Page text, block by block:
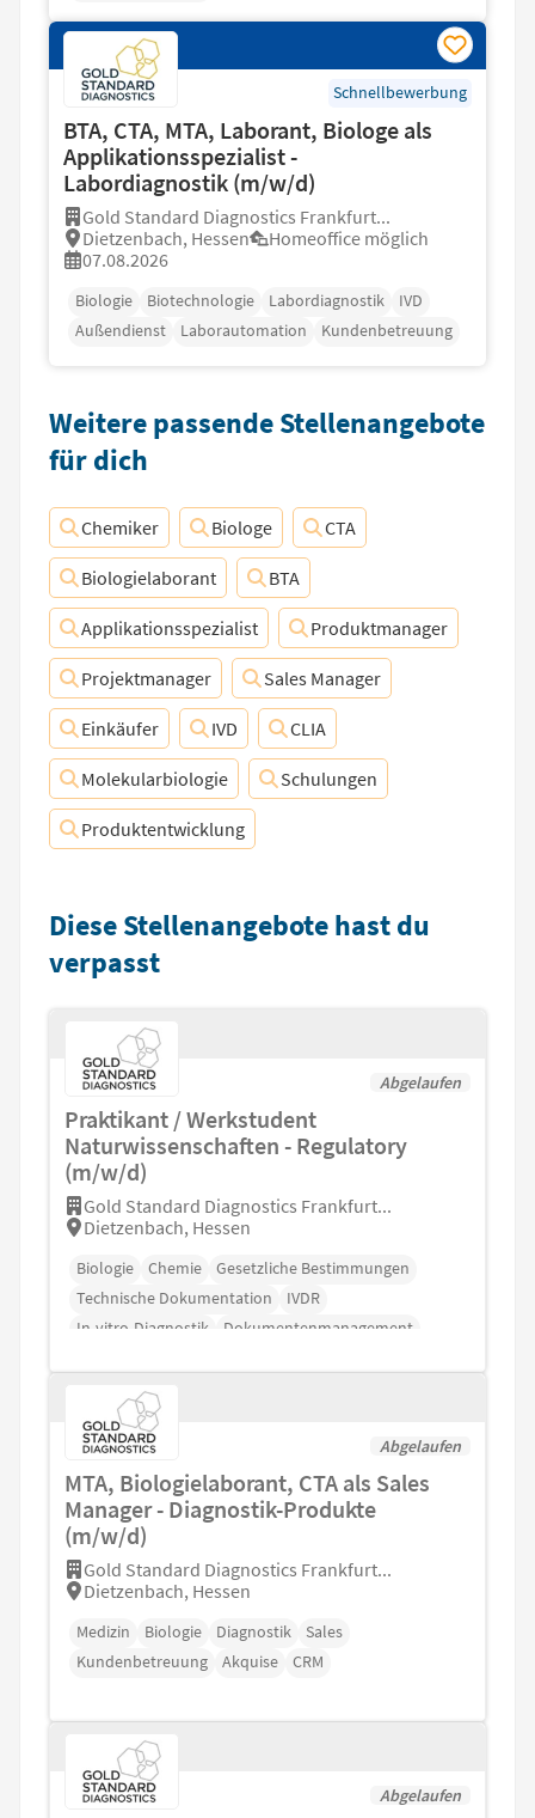
Schnellbewerbung
BTA, CTA, MTA, Laborant, Biologe als
Applikationsspezialist -
Labordiagnostik (m/w/d)
Gold Standard Diagnostics Frankfurt...
Dietzenbach, Hessen
Homeoffice möglich
07.08.2026
Biologie Biotechnologie Labordiagnostik
IVD
Außendienst
Laborautomation Kundenbetreuung
Weitere passende Stellenangebote
für dich
Chemiker Biologe CTA
Biologielaborant BTA
Applikationsspezialist Produktmanager
Projektmanager Sales Manager
Einkäufer IVD CLIA
Molekularbiologie Schulungen
Produktentwicklung
Diese Stellenangebote hast du
verpasst
Abgelaufen
Praktikant / Werkstudent
Naturwissenschaften - Regulatory
(m/w/d)
Gold Standard Diagnostics Frankfurt...
Dietzenbach, Hessen
Biologie Chemie
Gesetzliche Bestimmungen
Technische Dokumentation
IVDR
In-vitro-Diagnostik
Dokumentenmanagement
Abgelaufen
MTA, Biologielaborant, CTA als Sales
Manager - Diagnostik-Produkte
(m/w/d)
Gold Standard Diagnostics Frankfurt...
Dietzenbach, Hessen
Medizin Biologie Diagnostik
Sales
Kundenbetreuung
Akquise CRM
Abgelaufen